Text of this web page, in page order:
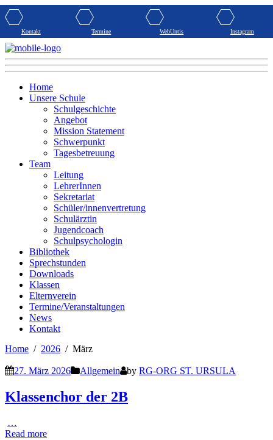
Kontakt Termine WebUntis Instagram
Home
Unsere Schule
Schulgeschichte
Angebot
Mission Statement
Schwerpunkt
Tagesbetreuung
Team
Leitung
LehrerInnen
Sekretariat
Schüler/innenvertretung
Schulärztin
Jugendcoach
Schulpsychologin
Bibliothek
Sprechstunden
Downloads
Klassen
Elternverein
Termine/Veranstaltungen
News
Kontakt
Home
2026 März
27. März 2026 Allgemein by RG-ORG ST. URSULA
Klassenchor der 2B
…
Read more